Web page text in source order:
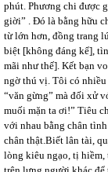
phút. Phương chi được
giời” . Đó là bằng hữu
từ lớn hơn, đồng trang
biệt [không đáng kể],
mãi như thế]. Kết bạn
ngờ thú vị. Tôi có nhiều
“văn gừng” mà đối xử
muối mặn ta ơi!” Tiêu
với nhau bằng chân
chân thật.Biết lân tài,
lòng kiêu ngạo, tị hiềm,